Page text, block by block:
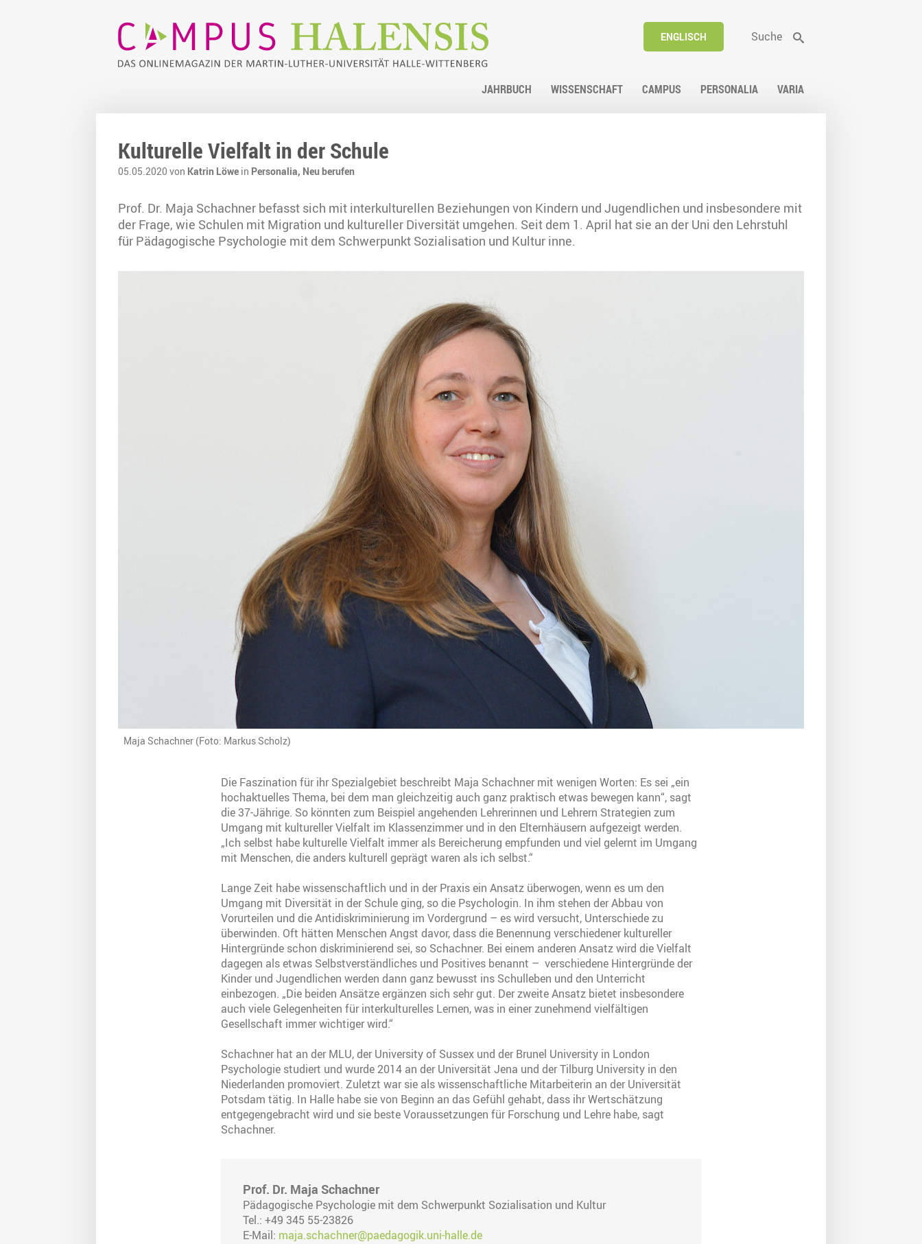
ENGLISCH Suche
JAHRBUCH WISSENSCHAFT CAMPUS PERSONALIA VARIA
Kulturelle Vielfalt in der Schule
05.05.2020 von Katrin Löwe in Personalia, Neu berufen
Prof. Dr. Maja Schachner befasst sich mit interkulturellen Beziehungen von Kindern und Jugendlichen und insbesondere mit
der Frage, wie Schulen mit Migration und kultureller Diversität umgehen. Seit dem 1. April hat sie an der Uni den Lehrstuhl
für Pädagogische Psychologie mit dem Schwerpunkt Sozialisation und Kultur inne.
Maja Schachner (Foto: Markus Scholz)
Die Faszination für ihr Spezialgebiet beschreibt Maja Schachner mit wenigen Worten: Es sei „ein
hochaktuelles Thema, bei dem man gleichzeitig auch ganz praktisch etwas bewegen kann“, sagt
die 37-Jährige. So könnten zum Beispiel angehenden Lehrerinnen und Lehrern Strategien zum
Umgang mit kultureller Vielfalt im Klassenzimmer und in den Elternhäusern aufgezeigt werden.
„Ich selbst habe kulturelle Vielfalt immer als Bereicherung empfunden und viel gelernt im Umgang
mit Menschen, die anders kulturell geprägt waren als ich selbst.“
Lange Zeit habe wissenschaftlich und in der Praxis ein Ansatz überwogen, wenn es um den
Umgang mit Diversität in der Schule ging, so die Psychologin. In ihm stehen der Abbau von
Vorurteilen und die Antidiskriminierung im Vordergrund – es wird versucht, Unterschiede zu
überwinden. Oft hätten Menschen Angst davor, dass die Benennung verschiedener kultureller
Hintergründe schon diskriminierend sei, so Schachner. Bei einem anderen Ansatz wird die Vielfalt
dagegen als etwas Selbstverständliches und Positives benannt – verschiedene Hintergründe der
Kinder und Jugendlichen werden dann ganz bewusst ins Schulleben und den Unterricht
einbezogen. „Die beiden Ansätze ergänzen sich sehr gut. Der zweite Ansatz bietet insbesondere
auch viele Gelegenheiten für interkulturelles Lernen, was in einer zunehmend vielfältigen
Gesellschaft immer wichtiger wird.“
Schachner hat an der MLU, der University of Sussex und der Brunel University in London
Psychologie studiert und wurde 2014 an der Universität Jena und der Tilburg University in den
Niederlanden promoviert. Zuletzt war sie als wissenschaftliche Mitarbeiterin an der Universität
Potsdam tätig. In Halle habe sie von Beginn an das Gefühl gehabt, dass ihr Wertschätzung
entgegengebracht wird und sie beste Voraussetzungen für Forschung und Lehre habe, sagt
Schachner.
Prof. Dr. Maja Schachner
Pädagogische Psychologie mit dem Schwerpunkt Sozialisation und Kultur
Tel.: +49 345 55-23826
E-Mail: maja.schachner@paedagogik.uni-halle.de